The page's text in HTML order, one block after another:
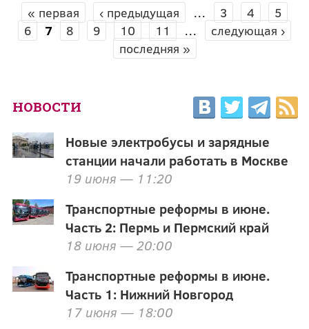
СТРАНИЦЫ
« первая ‹ предыдущая … 3 4
5
6
7 8 9 10 11 …
следующая ›
последняя »
НОВОСТИ
Новые электробусы и зарядные
станции начали работать в Москве
19 июня — 11:20
Транспортные реформы в июне.
Часть 2: Пермь и Пермский край
18 июня — 20:00
Транспортные реформы в июне.
Часть 1: Нижний Новгород
17 июня — 18:00